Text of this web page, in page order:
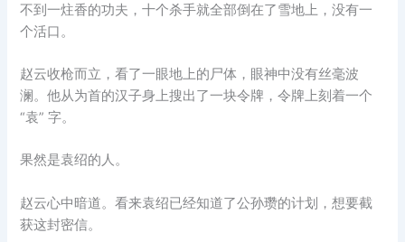
不到一炷香的功夫，十个杀手就全部倒在了雪地上，没有一
个活口。
赵云收枪而立，看了一眼地上的尸体，眼神中没有丝毫波
澜。他从为首的汉子身上搜出了一块令牌，令牌上刻着一个
“袁” 字。
果然是袁绍的人。
赵云心中暗道。看来袁绍已经知道了公孙瓒的计划，想要截
获这封密信。